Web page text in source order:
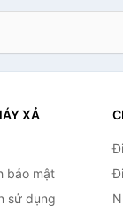
XẢ
bảo mật
sử dụng